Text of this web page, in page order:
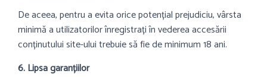
De aceea, pentru a evita orice potențial prejudiciu, vârsta
minimă a utilizatorilor înregistrați în vederea accesării
conținutului site-ului trebuie să fie de minimum 18 ani.
6. Lipsa garanțiilor